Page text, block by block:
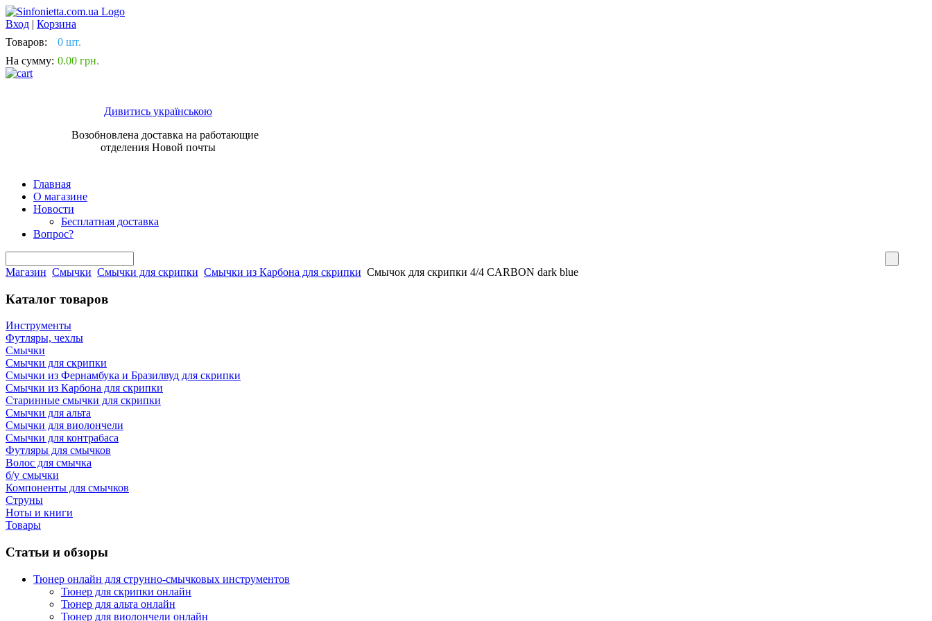
Вход | Корзина
Товаров:
0 шт.
На сумму: 0.00 грн.
Дивитись українською
Возобновлена доставка на работающие
отделения Новой почты
Главная
О магазине
Новости
Бесплатная доставка
Вопрос?
Магазин Смычки Смычки для скрипки Смычки из Карбона для скрипки Смычок для скрипки 4/4 CARBON dark blue
Каталог товаров
Инструменты
Футляры, чехлы
Смычки
Смычки для скрипки
Смычки из Фернамбука и Бразилвуд для скрипки
Смычки из Карбона для скрипки
Старинные смычки для скрипки
Смычки для альта
Смычки для виолончели
Смычки для контрабаса
Футляры для смычков
Волос для смычка
б/у смычки
Компоненты для смычков
Струны
Ноты и книги
Товары
Статьи и обзоры
Тюнер онлайн для струнно-смычковых инструментов
Тюнер для скрипки онлайн
Тюнер для альта онлайн
Тюнер для виолончели онлайн